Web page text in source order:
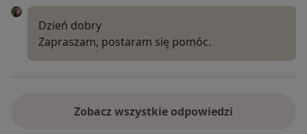
Dzień dobry
Zapraszam, postaram się pomóc.
Zobacz wszystkie odpowiedzi